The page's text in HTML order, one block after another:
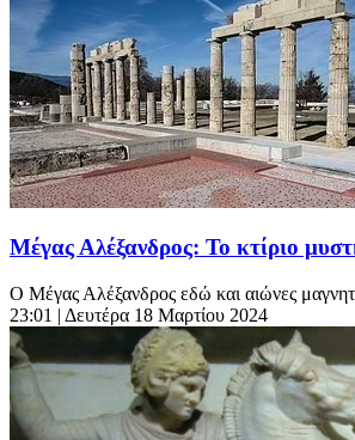
Μέγας Αλέξανδρος: Το κτίριο
Ο Μέγας Αλέξανδρος εδώ και αιώνες
23:01 | Δευτέρα 18 Μαρτίου 2024